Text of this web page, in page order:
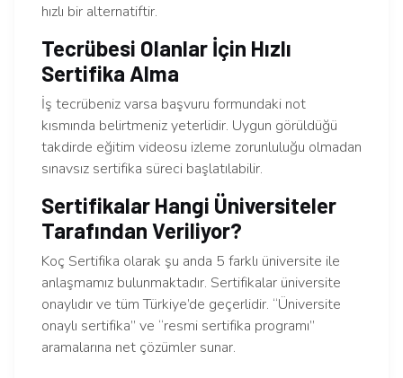
hızlı bir alternatiftir.
Tecrübesi Olanlar İçin Hızlı
Sertifika Alma
İş tecrübeniz varsa başvuru formundaki not
kısmında belirtmeniz yeterlidir. Uygun görüldüğü
takdirde eğitim videosu izleme zorunluluğu olmadan
sınavsız sertifika süreci başlatılabilir.
Sertifikalar Hangi Üniversiteler
Tarafından Veriliyor?
Koç Sertifika olarak şu anda 5 farklı üniversite ile
anlaşmamız bulunmaktadır. Sertifikalar üniversite
onaylıdır ve tüm Türkiye’de geçerlidir. “Üniversite
onaylı sertifika” ve “resmi sertifika programı”
aramalarına net çözümler sunar.